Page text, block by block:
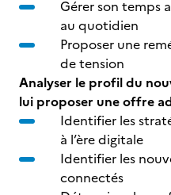
Gérer son temps
au quotidien
Proposer une
de tension
Analyser le profil du
lui proposer une offre
Identifier les
à l’ère digitale
Identifier les
connectés